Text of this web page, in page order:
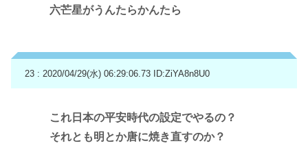
六芒星がうんたらかんたら
23 : 2020/04/29(水) 06:29:06.73 ID:ZiYA8n8U0
これ日本の平安時代の設定でやるの？
それとも明とか唐に焼き直すのか？